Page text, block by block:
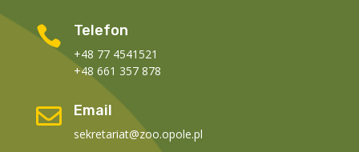
 Telefon
+48 77 4541521
+48 661 357 878
 Email
sekretariat@zoo.opole.pl